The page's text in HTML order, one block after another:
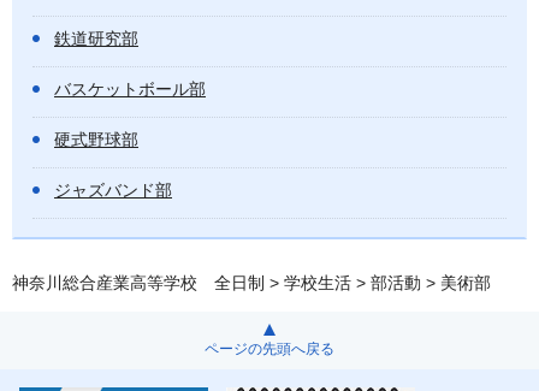
鉄道研究部
バスケットボール部
硬式野球部
ジャズバンド部
神奈川総合産業高等学校 全日制 > 学校生活 > 部活動 > 美術部
ページの先頭へ戻る